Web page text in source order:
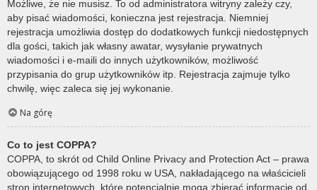
Możliwe, że nie musisz. To od administratora witryny zależy czy,
aby pisać wiadomości, konieczna jest rejestracja. Niemniej
rejestracja umożliwia dostęp do dodatkowych funkcji niedostępnych
dla gości, takich jak własny awatar, wysyłanie prywatnych
wiadomości i e-maili do innych użytkowników, możliwość
przypisania do grup użytkowników itp. Rejestracja zajmuje tylko
chwilę, więc zaleca się jej wykonanie.
Na górę
Co to jest COPPA?
COPPA, to skrót od Child Online Privacy and Protection Act – prawa
obowiązującego od 1998 roku w USA, nakładającego na właścicieli
stron internetowych, które potencjalnie mogą zbierać informacje od